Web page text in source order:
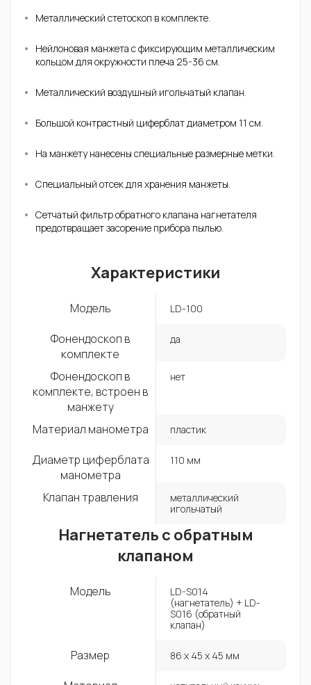
Металлический стетоскоп в комплекте.
Нейлоновая манжета с фиксирующим металлическим
кольцом для окружности плеча 25-36 см.
Металлический воздушный игольчатый клапан.
Большой контрастный циферблат диаметром 11 см.
На манжету нанесены специальные размерные метки.
Специальный отсек для хранения манжеты.
Сетчатый фильтр обратного клапана нагнетателя
предотвращает засорение прибора пылью.
Характеристики
Модель LD-100
Фонендоскоп в
комплекте
да
Фонендоскоп в
комплекте, встроен в
манжету
нет
Материал манометра пластик
Диаметр циферблата
манометра
110 мм
Клапан травления
металлический
игольчатый
Нагнетатель с обратным
клапаном
Модель
LD-S014
(нагнетатель) + LD-
S016 (обратный
клапан)
Размер 86 х 45 х 45 мм